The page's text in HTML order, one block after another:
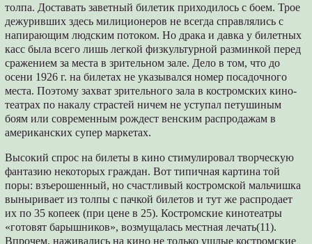
толпа. Доставать заветный билетик приходилось с боем. Трое
дежуривших здесь милиционеров не всегда справлялись с
напирающим людским потоком. Но драка и давка у билетных
касс была всего лишь легкой физкультурной разминкой перед
сражением за места в зрительном зале. Дело в том, что до
осени 1926 г. на билетах не ука­зывался номер посадочного
места. Поэтому захват зрительного зала в костромских кино­
театрах по накалу страстей ничем не уступал петушиным
боям или современным рождест­ венским распродажам в
американских супер­ маркетах.
Высокий спрос на билеты в кино стимулиро­вал творческую
фантазию некоторых граждан. Вот типичная картина той
поры: взъерошен­ный, но счастливый костромской мальчишка
выныривает из толпы с пачкой билетов и тут же распродает
их по 35 копеек (при цене в 25). Костромские кинотеатры
«готовят барышни­ков», возмущалась местная лечать(11).
Впрочем, наживались на кино не только ушлые костром­ские